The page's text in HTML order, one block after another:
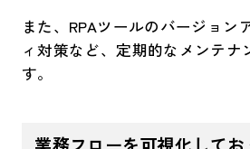
また、RPAツールのバージョン
ィ対策など、定期的なメンテナ
す。